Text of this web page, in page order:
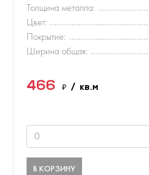
Толщина металла:
Цвет:
Покрытие:
Ширина общая:
466 ₽ / кв.м
В КОРЗИНУ